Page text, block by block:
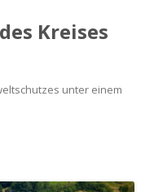
Kreises
unter einem